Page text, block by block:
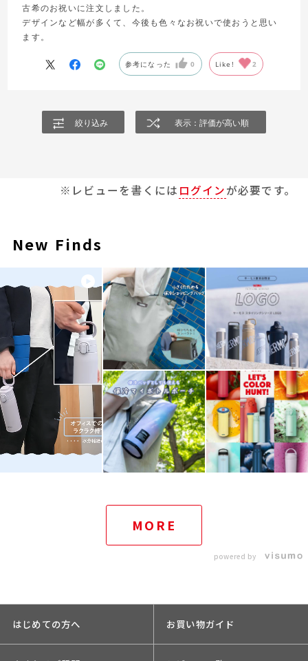
古希のお祝いに注文しました。
デザインなど幅が多くて、今後も色々なお祝いで使おうと思い
ます。
参考になった 0 Like! 2
絞り込み 表示：評価が高い順
※レビューを書くには ログインが必要です。
New Finds
MORE
powered by
はじめての方へ お買い物ガイド